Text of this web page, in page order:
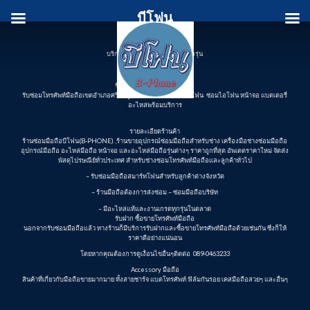
to
บริการรับซ่อมโทรศัพท์ มือถือทุกรุ่น
ชื่อร้านค้า บีโฟน(B-PHONE)
รับซ่อมโทรศัพท์มือถือเขตอำเภอศรีขรภูมิ อะไหล่มือถือสมาร์ทโฟน ซ่อมไอโฟน หน้าจอ แบตเตอรี่
อะไหล่พร้อมบริการ
รายละเอียดร้านค้า
ร้านซ่อมมือถือบีโฟน(B-PHONE) ,ร้านขายอุปกรณ์ซ่อมมือถือสำหรับช่าง เครื่องมือช่างซ่อมมือถือ
อุปกรณ์มือถือ อะไหล่มือถือ หน้าจอ และอะไหล่มือถือรุ่นต่างๆ ราคาถูกที่สุด อัพเดตราคาใหม่ จัดส่ง
พัสดุไปรษณีย์ทั่วประเทศ สำหรับช่างซ่อมโทรศัพท์มือถือและลูกค้าทั่วไป
– รับซ่อมมือถือสมาร์ทโฟนสำหรับลูกค้าต่างจังหวัด
– ร้านมือถือต้องการส่งซ่อม – ซ่อมมือถือบริษัท
– มีอะไหล่แท้และงานเกรดทุกรุ่นในตลาด
รับฝาก ซื้อขายโทรศัพท์มือถือ
นอกจากรับซ่อมมือถือแล้ว ทางร้านก็มีบริการรับฝากและซื้อขายโทรศัพท์มือถือด้วยเช่นกัน ซึ่งก็ให้
ราคาดีอย่างแน่นอน
โดยหากคุณต้องการดูเงื่อนไขอื่นๆติดต่อ 089-0463233
Accessory มือถือ
สินค้าที่เกี่ยวกับมือถือขายมากมาย ทั้งสายชาร์จ แบตโทรศัพท์ ฟิล์มกันรอย เคสมือถือสวยๆ และอื่นๆ
บีโฟน